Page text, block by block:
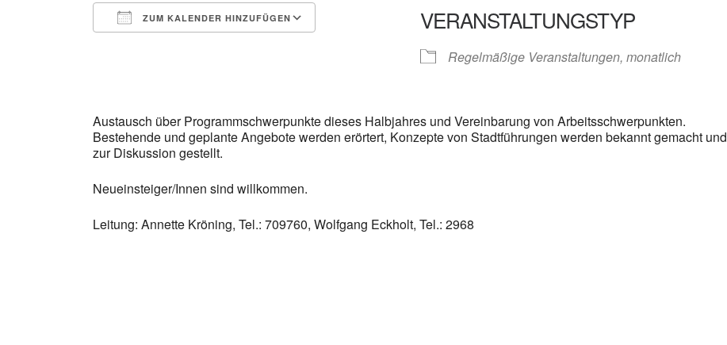
ZUM KALENDER HINZUFÜGEN
Google Kalender
VERANSTALTUNGSTYP
Regelmäßige Veranstaltungen, monatlich
Austausch über Programmschwerpunkte dieses Halbjahres und Vereinbarung von Arbeitsschwerpunkten.
Bestehende und geplante Angebote werden erörtert, Konzepte von Stadtführungen werden bekannt gemacht und
zur Diskussion gestellt.
Neueinsteiger/Innen sind willkommen.
Leitung: Annette Kröning, Tel.: 709760, Wolfgang Eckholt, Tel.: 2968